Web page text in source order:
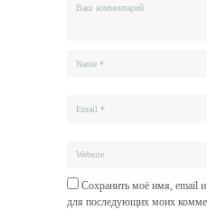
Сохранить моё имя, email и
для последующих моих